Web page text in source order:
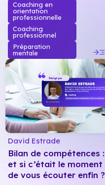
Coaching en
orientation
professionnelle
Coaching
professionnel
Préparation
mentale
read_more
David Estrade
Bilan de compétences :
et si c’était le moment
de vous écouter enfin ?